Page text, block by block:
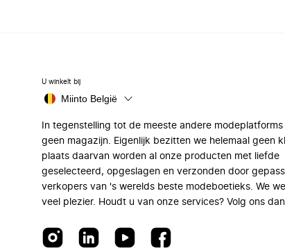
U winkelt bij
Miinto België
In tegenstelling tot de meeste andere
geen magazijn. Eigenlijk bezitten we helemaal geen
plaats daarvan worden al onze producten met liefde
geselecteerd, opgeslagen en verzonden door
verkopers van 's werelds beste modeboetieks. We
veel plezier. Houdt u van onze services? Volg ons